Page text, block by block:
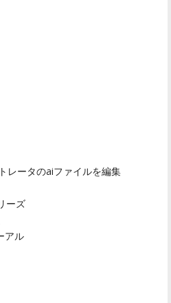
レータのaiファイルを編集
ーズ
アル